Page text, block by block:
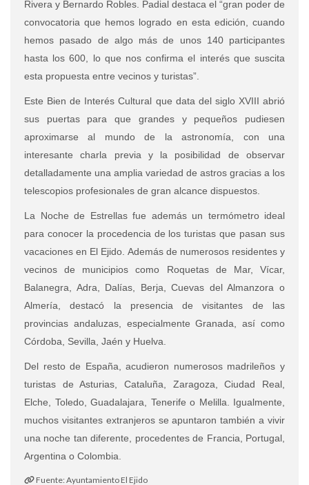
Rivera y Bernardo Robles. Padial destaca el “gran poder de
convocatoria que hemos logrado en esta edición, cuando
hemos pasado de algo más de unos 140 participantes
hasta los 600, lo que nos confirma el interés que suscita
esta propuesta entre vecinos y turistas”.
Este Bien de Interés Cultural que data del siglo XVIII abrió
sus puertas para que grandes y pequeños pudiesen
aproximarse al mundo de la astronomía, con una
interesante charla previa y la posibilidad de observar
detalladamente una amplia variedad de astros gracias a los
telescopios profesionales de gran alcance dispuestos.
La Noche de Estrellas fue además un termómetro ideal
para conocer la procedencia de los turistas que pasan sus
vacaciones en El Ejido. Además de numerosos residentes y
vecinos de municipios como Roquetas de Mar, Vícar,
Balanegra, Adra, Dalías, Berja, Cuevas del Almanzora o
Almería, destacó la presencia de visitantes de las
provincias andaluzas, especialmente Granada, así como
Córdoba, Sevilla, Jaén y Huelva.
Del resto de España, acudieron numerosos madrileños y
turistas de Asturias, Cataluña, Zaragoza, Ciudad Real,
Elche, Toledo, Guadalajara, Tenerife o Melilla. Igualmente,
muchos visitantes extranjeros se apuntaron también a vivir
una noche tan diferente, procedentes de Francia, Portugal,
Argentina o Colombia.
Fuente: Ayuntamiento El Ejido